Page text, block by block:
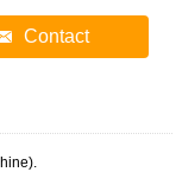
Contact